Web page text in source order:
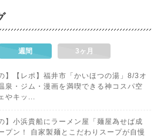
週間 3ヶ月
】【レポ】福井市「かいほつの湯」8/3オ
泉・ジム・漫画を満喫できる神コスパ空
やキッ...
】小浜貴船にラーメン屋「麺屋為せば成
プン！ 自家製麺とこだわりスープが自慢